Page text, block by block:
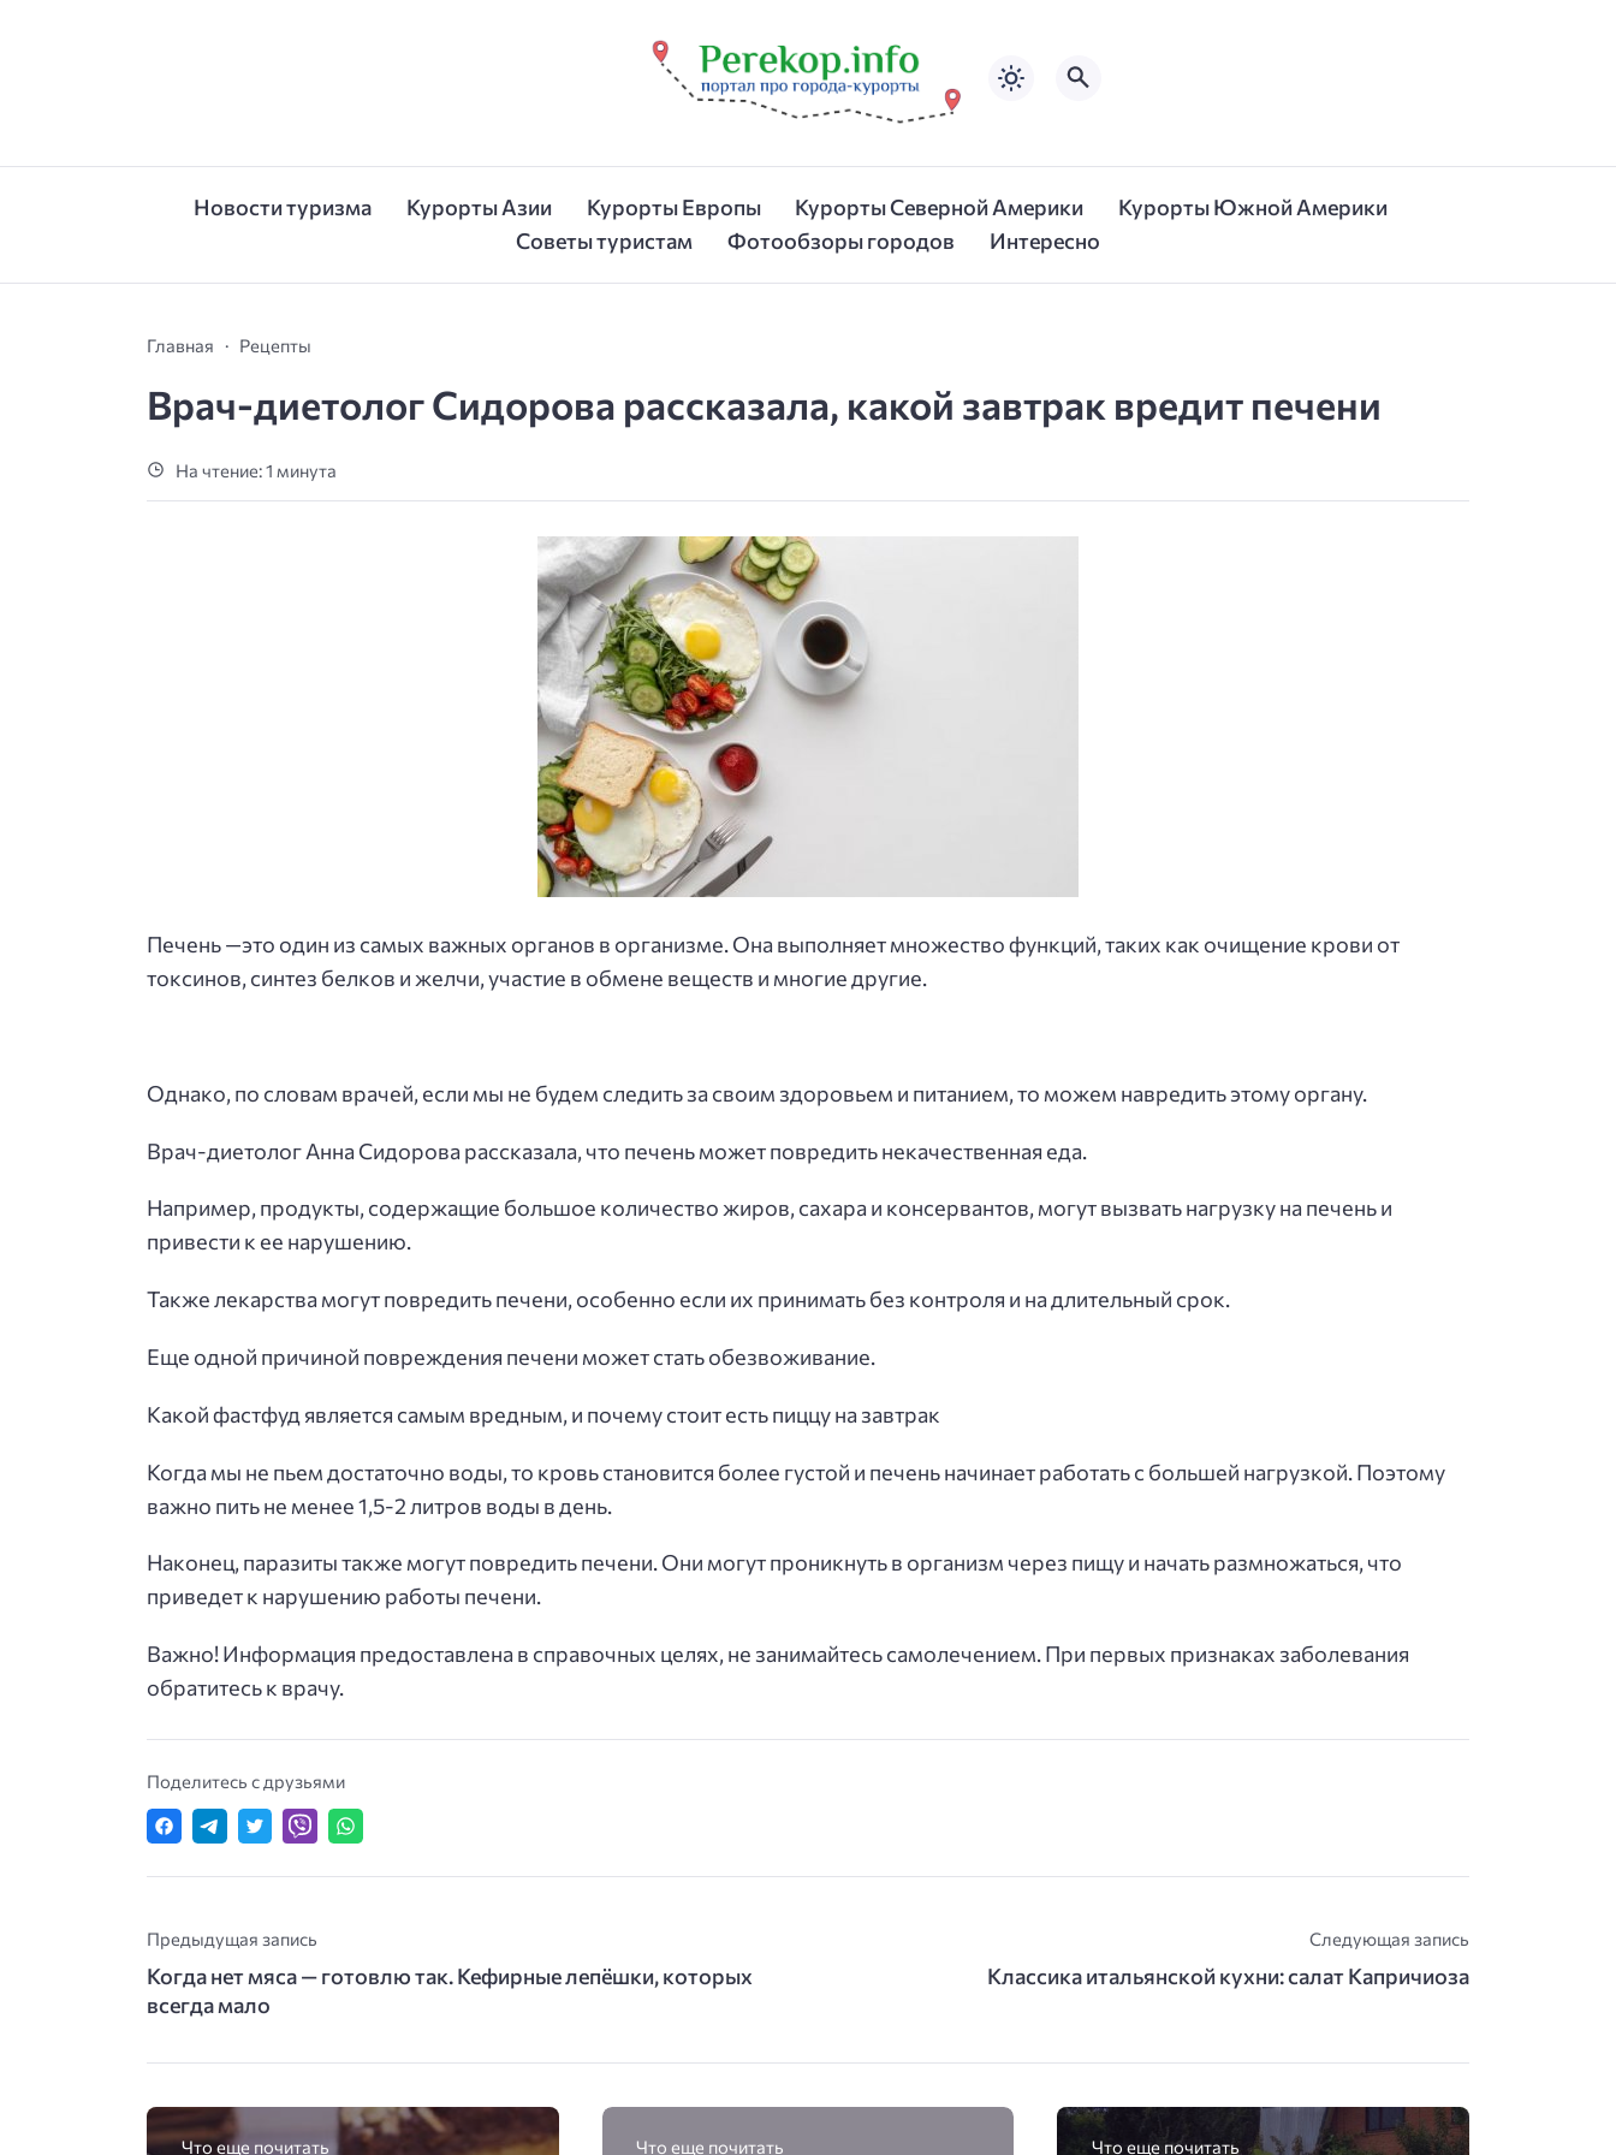
Новости туризма Курорты Азии Курорты Европы Курорты Северной Америки
Курорты Южной Америки
Советы туристам
Фотообзоры городов Интересно
Главная Рецепты
Врач-диетолог Сидорова рассказала, какой завтрак вредит печени
На чтение: 1 минута
Печень —это один из самых важных органов в организме. Она выполняет множество функций, таких как очищение крови от
токсинов, синтез белков и желчи, участие в обмене веществ и многие другие.
Однако, по словам врачей, если мы не будем следить за своим здоровьем и питанием, то можем навредить этому органу.
Врач-диетолог Анна Сидорова рассказала, что печень может повредить некачественная еда.
Например, продукты, содержащие большое количество жиров, сахара и консервантов, могут вызвать нагрузку на печень и
привести к ее нарушению.
Также лекарства могут повредить печени, особенно если их принимать без контроля и на длительный срок.
Еще одной причиной повреждения печени может стать обезвоживание.
Какой фастфуд является самым вредным, и почему стоит есть пиццу на завтрак
Когда мы не пьем достаточно воды, то кровь становится более густой и печень начинает работать с большей нагрузкой. Поэтому
важно пить не менее 1,5-2 литров воды в день.
Наконец, паразиты также могут повредить печени. Они могут проникнуть в организм через пищу и начать размножаться, что
приведет к нарушению работы печени.
Важно! Информация предоставлена в справочных целях, не занимайтесь самолечением. При первых признаках заболевания
обратитесь к врачу.
Поделитесь с друзьями
Предыдущая запись
Когда нет мяса — готовлю так. Кефирные лепёшки, которых
всегда мало
Следующая запись
Классика итальянской кухни: салат Капричиоза
Что еще почитать Что еще почитать Что еще почитать